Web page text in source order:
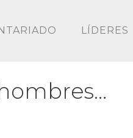
LÍDERES